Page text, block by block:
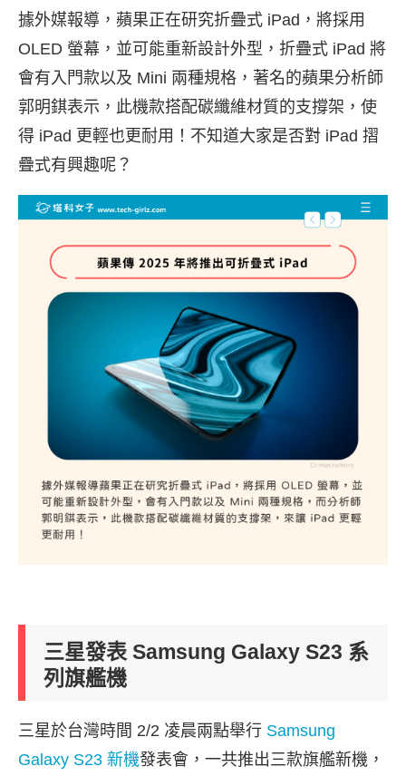
據外媒報導，蘋果正在研究折疊式 iPad，將採用
OLED 螢幕，並可能重新設計外型，折疊式 iPad 將
會有入門款以及 Mini 兩種規格，著名的蘋果分析師
郭明錤表示，此機款搭配碳纖維材質的支撐架，使
得 iPad 更輕也更耐用！不知道大家是否對 iPad 摺
疊式有興趣呢？
三星發表 Samsung Galaxy S23 系
列旗艦機
三星於台灣時間 2/2 凌晨兩點舉行 Samsung
Galaxy S23 新機發表會，一共推出三款旗艦新機，